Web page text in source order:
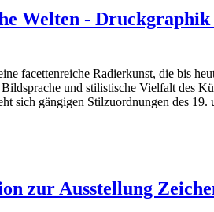
Welten -
facettenreiche Radierkunst, die bis
und stilistische Vielfalt des
sich gängigen Stilzuordnungen des 19.
zur Ausstellung